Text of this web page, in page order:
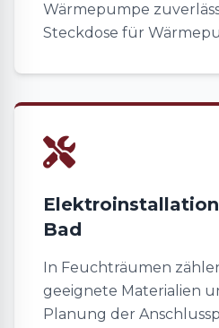
Wärmepumpe
Steckdose für
Bad
In Feuchträumen
geeignete Materialien
Planung der